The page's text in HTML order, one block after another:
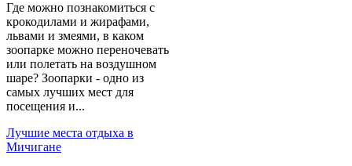
Где можно познакомиться с
крокодилами и жирафами,
львами и змеями, в каком
зоопарке можно переночевать
или полетать на воздушном
шаре? Зоопарки - одно из
самых лучших мест для
посещения и...
Лучшие места отдыха в
Мичигане